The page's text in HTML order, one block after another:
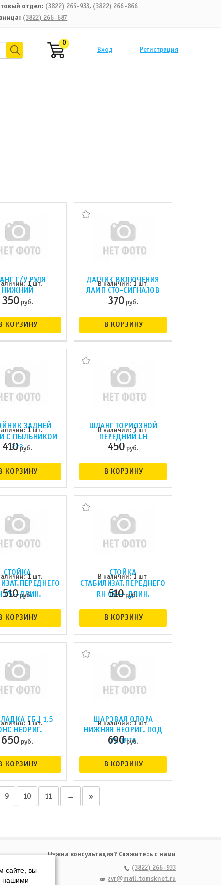
отдел: (3822) 266-933, (3822) 266-866
(3822) 266-687
0
Вход
Регистрация
Г/У РУЛЯ
НИЖНИЙ
1 шт.
350руб.
В КОРЗИНУ
ДАТЧИК ВКЛЮЧЕНИЯ
ЛАМП СТО-СИГНАЛОВ
В наличии:1 шт.
370 руб.
В КОРЗИНУ
ЗАДНЕЙ
С ПЫЛЬНИКОМ
???
1 шт.
410 руб.
В КОРЗИНУ
ШЛАНГ ТОРМОЗНОЙ
ПЕРЕДНИЙ LH
В наличии: 1 шт.
450руб.
В КОРЗИНУ
СТОЙКА
05--ДЛИН.
1 шт.
510руб.
В КОРЗИНУ
СТОЙКА
СТАБИЛИЗАТ.ПЕРЕДНЕГО
RH 05--- ДЛИН.
В наличии:1 шт.
510руб.
В КОРЗИНУ
ГБЦ 1,5
НЕОРИГ.
1шт.
650 руб.
В КОРЗИНУ
ШАРОВАЯ ОПОРА
НИЖНЯЯ НЕОРИГ. ПОД
2БОЛТА
В наличии:1 шт.
690руб.
В КОРЗИНУ
9 10 11 → »
Нужна консультация? Свяжитесь с нами
(3822) 266-933
avr@mail.tomsknet.ru
сайте, вы
нашими